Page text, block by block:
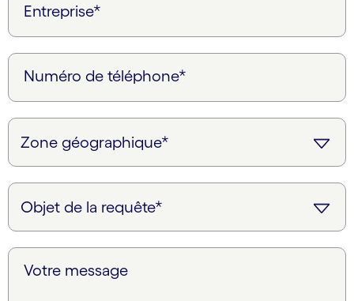
Entreprise*
Numéro de téléphone*
Votre message